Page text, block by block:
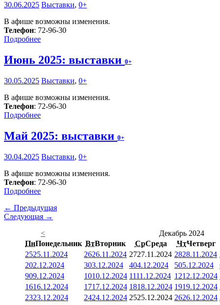
30.06.2025 Выставки, 0+
В афише возможны изменения.
Телефон: 72-96-30
Подробнее
Июнь 2025: выставки 0+
30.05.2025 Выставки, 0+
В афише возможны изменения.
Телефон: 72-96-30
Подробнее
Май 2025: выставки 0+
30.04.2025 Выставки, 0+
В афише возможны изменения.
Телефон: 72-96-30
Подробнее
← Предыдущая
Следующая →
<
Декабрь 2024
ПнПонедельник ВтВторник СрСреда ЧтЧетверг
2525.11.2024 2626.11.2024 2727.11.2024 2828.11.2024
202.12.2024 303.12.2024 404.12.2024 505.12.2024
909.12.2024 1010.12.2024 1111.12.2024 1212.12.2024
1616.12.2024 1717.12.2024 1818.12.2024 1919.12.2024
2323.12.2024 2424.12.2024 2525.12.2024 2626.12.2024